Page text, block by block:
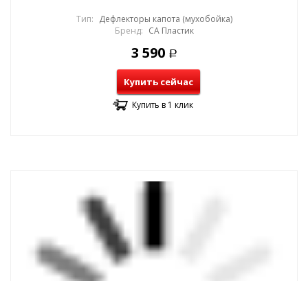
Тип: Дефлекторы капота (мухобойка)
Бренд: СА Пластик
3 590 Р
Купить сейчас
Купить в 1 клик